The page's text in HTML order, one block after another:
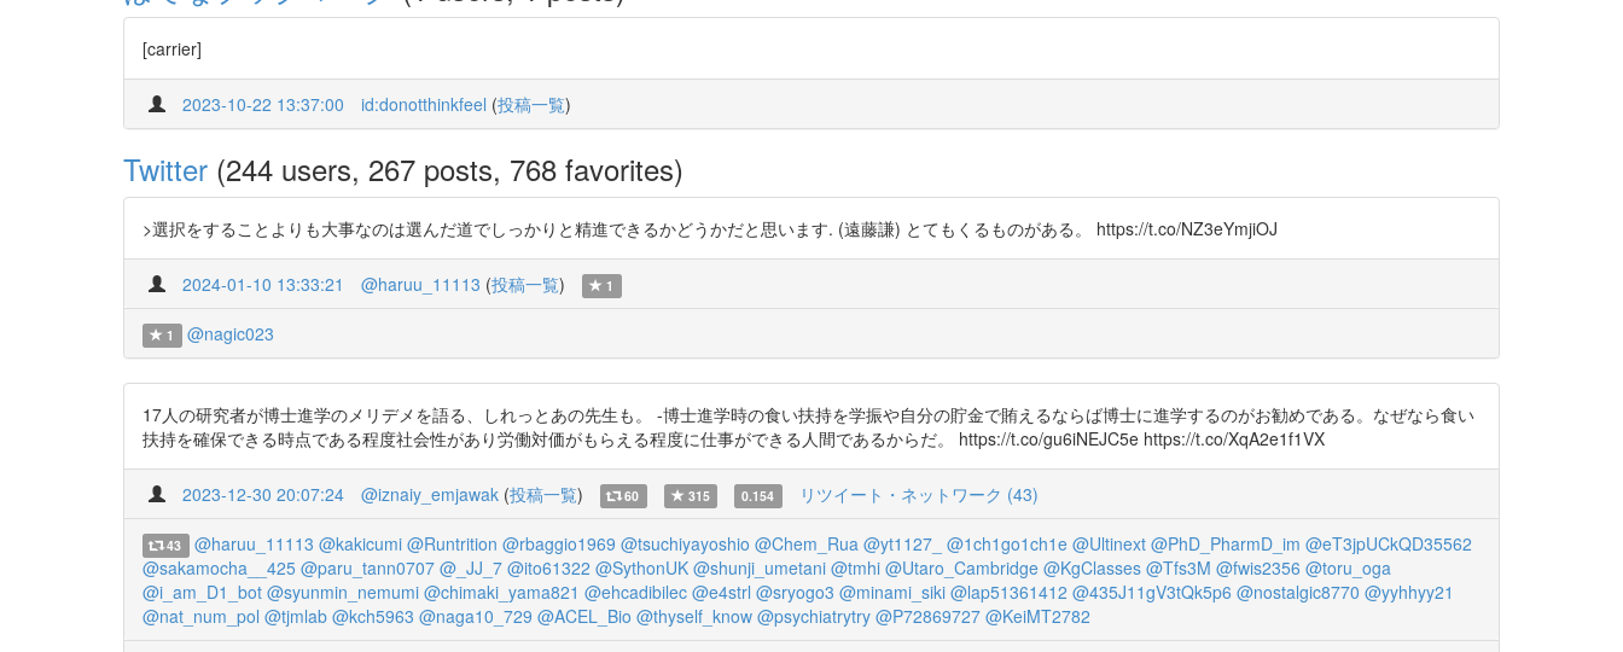
[carrier]
2023-10-22 13:37:00 id:donotthinkfeel (投稿一覧)
Twitter (244 users, 267 posts, 768 favorites)
>選択をすることよりも大事なのは選んだ道でしっかりと精進できるかどうかだと思います. (遠藤謙) とてもくるものがある。 https://t.co/NZ3eYmjiOJ
2024-01-10 13:33:21 @haruu_11113 (投稿一覧) 1
1 @nagic023
17人の研究者が博士進学のメリデメを語る、しれっとあの先生も。 -博士進学時の食い扶持を学振や自分の貯金で賄えるならば博士に進学するのがお勧めである。なぜなら食い
扶持を確保できる時点である程度社会性があり労働対価がもらえる程度に仕事ができる人間であるからだ。 https://t.co/gu6iNEJC5e https://t.co/XqA2e1f1VX
2023-12-30 20:07:24 @iznaiy_emjawak (投稿一覧) 60 315 0.154 リツイート・ネットワーク (43)
43 @haruu_11113 @kakicumi @Runtrition @rbaggio1969 @tsuchiyayoshio @Chem_Rua @yt1127_ @1ch1go1ch1e @Ultinext @PhD_PharmD_im @eT3jpUCkQD35562
@sakamocha__425 @paru_tann0707 @_JJ_7 @ito61322 @SythonUK @shunji_umetani @tmhi @Utaro_Cambridge @KgClasses @Tfs3M @fwis2356 @toru_oga
@i_am_D1_bot @syunmin_nemumi @chimaki_yama821 @ehcadibilec @e4strl @sryogo3 @minami_siki @lap51361412 @435J11gV3tQk5p6 @nostalgic8770 @yyhhyy21
@nat_num_pol @tjmlab @kch5963 @naga10_729 @ACEL_Bio @thyself_know @psychiatrytry @P72869727 @KeiMT2782